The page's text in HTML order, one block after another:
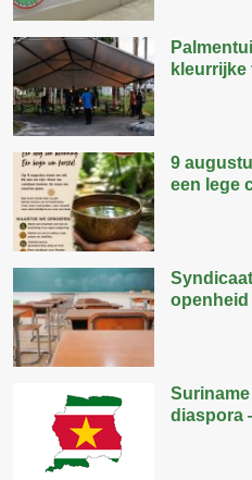
kleurrijke
9
een lege
openheid
diaspora